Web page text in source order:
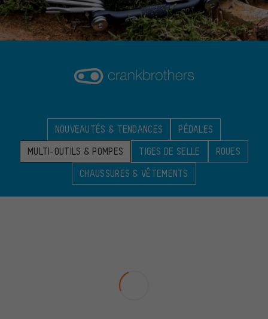
NOUVEAUTÉS & TENDANCES
PÉDALES
MULTI-OUTILS & POMPES
TIGES DE SELLE
ROUES
CHAUSSURES & VÊTEMENTS